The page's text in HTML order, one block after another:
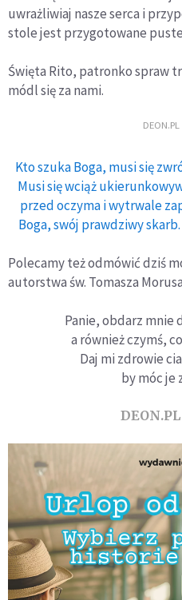
uwrażliwiaj nasze serca i
stole jest przygotowane
Święta Rito, patronko spraw
módl się za nami.
Kto szuka Boga, musi się
Musi się wciąż
przed oczyma i wytrwale
Boga, swój prawdziwy
Polecamy też odmówić dziś
autorstwa św. Tomasza
Panie, obdarz
a również czymś,
Daj mi zdrowie
by móc je